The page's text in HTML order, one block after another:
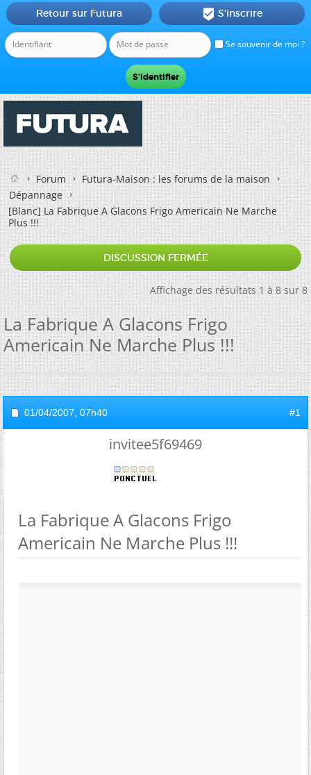
Se souvenir de moi ?
Retour sur Futura  S'inscrire
Forum
Futura-Maison : les forums de la maison
Dépannage
[Blanc]La Fabrique A Glacons Frigo Americain Ne Marche
Plus !!!
DISCUSSION FERMÉE
Affichage des résultats 1 à 8 sur 8
La Fabrique A Glacons Frigo
Americain Ne Marche Plus !!!
01/04/2007, 07h40 #1
invitee5f69469
La Fabrique A Glacons Frigo
Americain Ne Marche Plus !!!